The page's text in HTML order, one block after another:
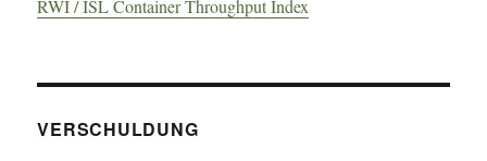
RWI / ISL Container Throughput Index
VERSCHULDUNG